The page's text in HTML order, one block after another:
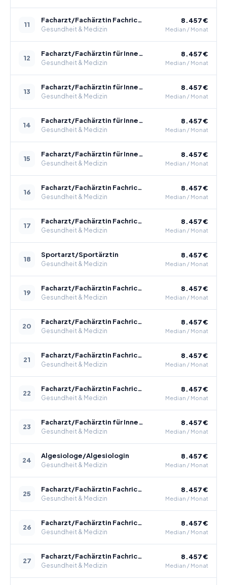
11
Facharzt/Fachärztin Fachrichtung Viszeralchirurgie
Gesundheit & Medizin
8.457 €
Median / Monat
12
Facharzt/Fachärztin für Innere Medizin und Angiologie
Gesundheit & Medizin
8.457 €
Median / Monat
13
Facharzt/Fachärztin für Innere Medizin und Endokrinologie und Diabetologie
Gesundheit & Medizin
8.457 €
Median / Monat
14
Facharzt/Fachärztin für Innere Medizin und Infektiologie
Gesundheit & Medizin
8.457 €
Median / Monat
15
Facharzt/Fachärztin für Innere Medizin und Rheumatologie
Gesundheit & Medizin
8.457 €
Median / Monat
16
Facharzt/Fachärztin Fachrichtung Nuklearmedizin
Gesundheit & Medizin
8.457 €
Median / Monat
17
Facharzt/Fachärztin Fachrichtung Physikalische und Rehabilitative Medizin
Gesundheit & Medizin
8.457 €
Median / Monat
18
Sportarzt/Sportärztin
Gesundheit & Medizin
8.457 €
Median / Monat
19
Facharzt/Fachärztin Fachrichtung Herzchirurgie
Gesundheit & Medizin
8.457 €
Median / Monat
20
Facharzt/Fachärztin Fachrichtung Humangenetik
Gesundheit & Medizin
8.457 €
Median / Monat
21
Facharzt/Fachärztin Fachrichtung Hygiene und Umweltmedizin
Gesundheit & Medizin
8.457 €
Median / Monat
22
Facharzt/Fachärztin Fachrichtung Innere Medizin
Gesundheit & Medizin
8.457 €
Median / Monat
23
Facharzt/Fachärztin für Innere Medizin und Kardiologie
Gesundheit & Medizin
8.457 €
Median / Monat
24
Algesiologe/Algesiologin
Gesundheit & Medizin
8.457 €
Median / Monat
25
Facharzt/Fachärztin Fachrichtung Allgemeinchirurgie
Gesundheit & Medizin
8.457 €
Median / Monat
26
Facharzt/Fachärztin Fachrichtung Anästhesiologie
Gesundheit & Medizin
8.457 €
Median / Monat
27
Facharzt/Fachärztin Fachrichtung Gefäßchirurgie
Gesundheit & Medizin
8.457 €
Median / Monat